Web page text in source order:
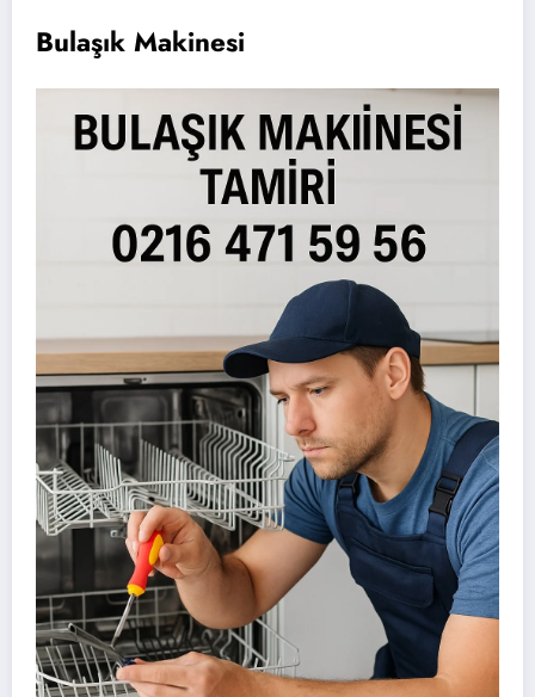
Bulaşık Makinesi